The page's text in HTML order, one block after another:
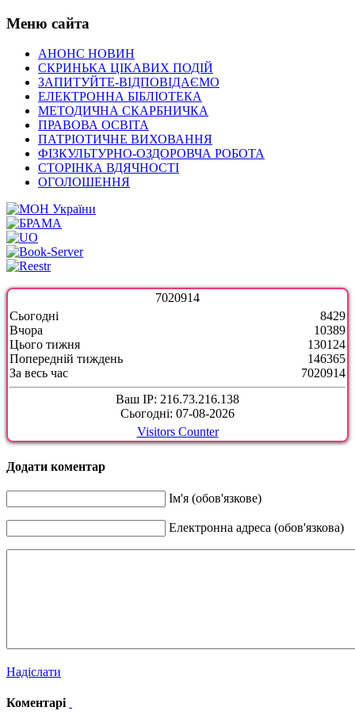
Меню сайта
АНОНС НОВИН
СКРИНЬКА ЦІКАВИХ ПОДІЙ
ЗАПИТУЙТЕ-ВІДПОВІДАЄМО
ЕЛЕКТРОННА БІБЛІОТЕКА
МЕТОДИЧНА СКАРБНИЧКА
ПРАВОВА ОСВІТА
ПАТРІОТИЧНЕ ВИХОВАННЯ
ФІЗКУЛЬТУРНО-ОЗДОРОВЧА РОБОТА
СТОРІНКА ВДЯЧНОСТІ
ОГОЛОШЕННЯ
7020914
Сьогодні
Вчора
Цього тижня
Попередній тиждень
За весь час
8429
10389
130124
146365
7020914
Ваш IP: 216.73.216.138
Сьогодні: 07-08-2026
Visitors Counter
Додати коментар
Ім'я (обов'язкове)
Електронна адреса (обов'язкова)
Надіслати
Коментарі